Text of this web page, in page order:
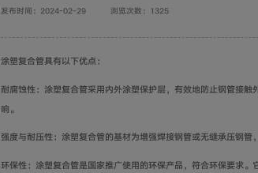
发布时间：2024-02-29 浏览次数：1325
涂塑复合管具有以下优点：
耐腐蚀性：涂塑复合管采用内外涂塑保护层，有效地防止钢管接
响。
强度与耐压性：涂塑复合管的基材为增强焊接钢管或无缝承压钢
环保性：涂塑复合管是国家推广使用的环保产品，符合环保要求。